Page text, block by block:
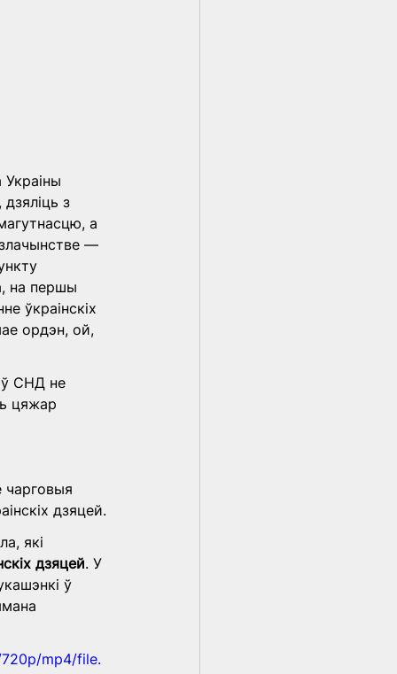
Украіны
з
а
—
на першы
ўкраінскіх
ордэн, ой,
СНД не
цяжар
чарговыя
дзяцей.
які
дзяцей. У
ў
mp4/file.